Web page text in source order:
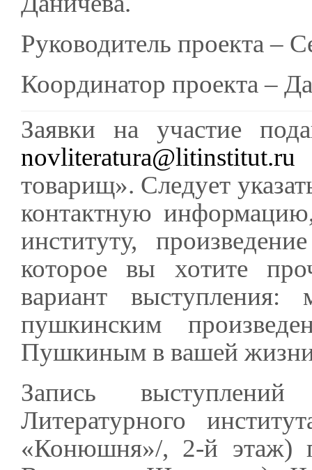
Руководитель проекта –
Координатор проекта –
Заявки на участие
novliteratura@litinstitut.ru
товарищ». Следует
контактную
институту,
которое вы хотите
вариант выступления:
пушкинским
Пушкиным в вашей
Запись
Литературного
«Конюшня»/, 2-й этаж)